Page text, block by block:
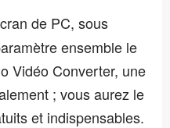
de PC, sous
ensemble le
Vidéo Converter, une
; vous aurez le
et indispensables.